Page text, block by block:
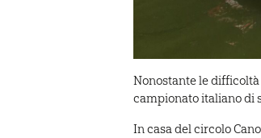
Nonostante le
campionato italiano di
In casa del circolo